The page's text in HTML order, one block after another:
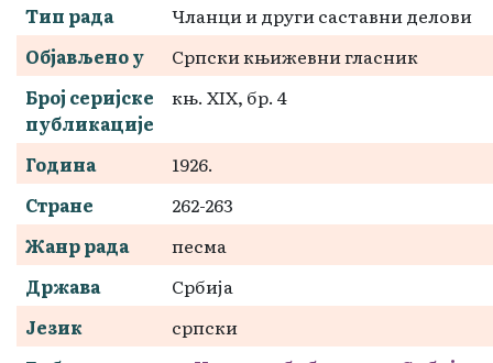
Тип рада
Чланци и други саставни делови
Објављено у
Српски књижевни гласник
Број серијске
публикације
књ. XIX, бр. 4
Година
1926.
Стране
262-263
Жанр рада
песма
Држава
Србија
Језик
српски